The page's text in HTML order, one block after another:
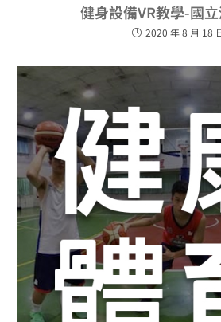
健身設備VR教學-國
2020 年 8 月 18